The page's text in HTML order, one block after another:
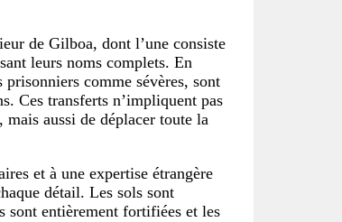
de Gilboa, dont l’une consiste
leurs noms complets. En
comme sévères, sont
Ces transferts n’impliquent pas
mais aussi de déplacer toute la
et à une expertise étrangère
détail. Les sols sont
sont entièrement fortifiées et les